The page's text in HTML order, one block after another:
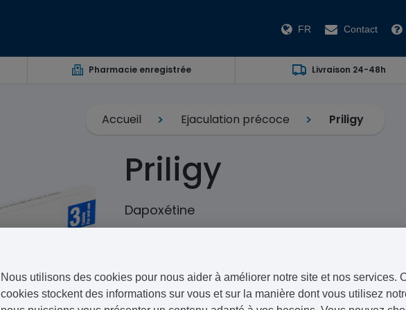
FR Contact
Pharmacie enregistrée Livraison 24-48h
Accueil Ejaculation précoce Priligy
Priligy
Dapoxétine
est un médicament sous forme de comprimé,
Pour acheter Priligy, répondez à notre questionnaire
réponses et une fois validée, votre commande sera
Nous utilisons des cookies pour nous aider à améliorer notre site et nos services.
cookies stockent des informations sur vous et sur la manière dont vous utilisez